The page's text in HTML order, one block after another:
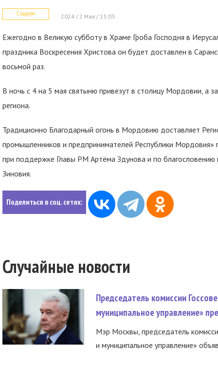
Социум 2024 / 2 Мая / 13:03
Ежегодно в Великую субботу в Храме Гроба Господня в
праздника Воскресения Христова он будет доставлен в
восьмой раз.
В ночь с 4 на 5 мая святыню привезут в столицу Мордовии, а
региона.
Традиционно Благодарный огонь в Мордовию доставляет
промышленников и предпринимателей Республики Мордовия»
при поддержке Главы РМ Артёма Здунова и по
Зиновия.
Поделиться в соц. сетях:
Случайные новости
Председатель комиссии
муниципальное управление»
Мэр Москвы, председатель
и муниципальное управление»